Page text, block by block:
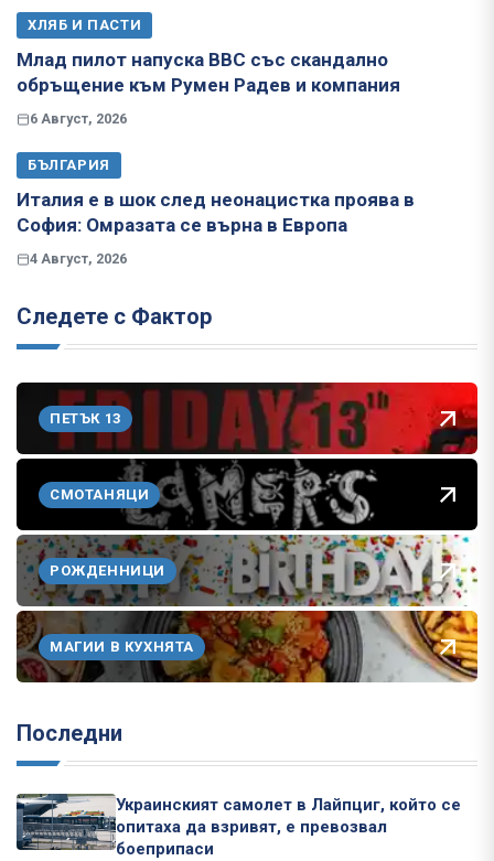
ХЛЯБ И ПАСТИ
Млад пилот напуска ВВС със скандално
обръщение към Румен Радев и компания
6 Август, 2026
БЪЛГАРИЯ
Италия е в шок след неонацистка проява в
София: Омразата се върна в Европа
4 Август, 2026
Следете с Фактор
ПЕТЪК 13
СМОТАНЯЦИ
РОЖДЕННИЦИ
МАГИИ В КУХНЯТА
Последни
Украинският самолет в Лайпциг, който се
опитаха да взривят, е превозвал
боеприпаси